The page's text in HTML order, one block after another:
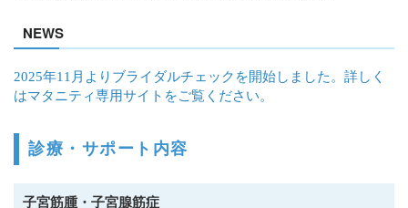
NEWS
2025年11月よりブライダルチェックを開始しました。詳しく
はマタニティ専用サイトをご覧ください。
診療・サポート内容
子宮筋腫・子宮腺筋症